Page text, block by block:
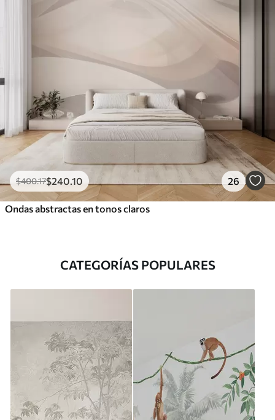
$400.17$240 .10 26
Ondas abstractas en tonos claros
CATEGORÍAS POPULARES